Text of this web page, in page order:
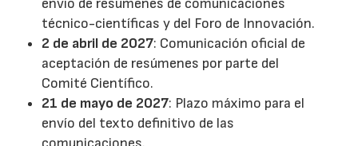
envío de resúmenes de comunicaciones
técnico-científicas y del Foro de Innovación.
2 de abril de 2027: Comunicación oficial de
aceptación de resúmenes por parte del
Comité Científico.
21 de mayo de 2027: Plazo máximo para el
envío del texto definitivo de las